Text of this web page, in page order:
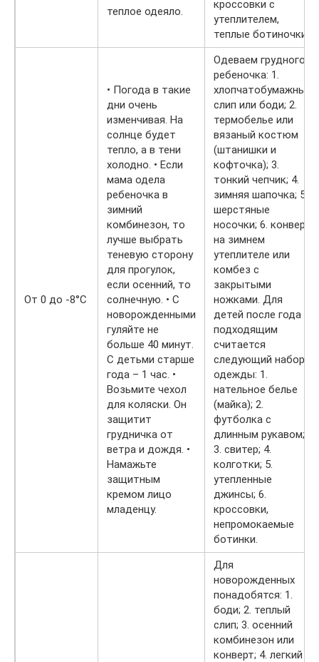
теплое одеяло.
кроссовки с
утеплителем,
теплые ботиночки.
От 0 до -8°С
• Погода в такие
дни очень
изменчивая. На
солнце будет
тепло, а в тени
холодно. • Если
мама одела
ребеночка в
зимний
комбинезон, то
лучше выбрать
теневую сторону
для прогулок,
если осенний, то
солнечную. • С
новорожденными
гуляйте не
больше 40 минут.
С детьми старше
года – 1 час. •
Возьмите чехол
для коляски. Он
защитит
грудничка от
ветра и дождя. •
Намажьте
защитным
кремом лицо
младенцу.
Одеваем грудного
ребеночка: 1.
хлопчатобумажные
слип или боди; 2.
термобелье или
вязаный костюм
(штанишки и
кофточка); 3.
тонкий чепчик; 4.
зимняя шапочка; 5.
шерстяные
носочки; 6. конверт
на зимнем
утеплителе или
комбез с
закрытыми
ножками. Для
детей после года
подходящим
считается
следующий набор
одежды: 1.
нательное белье
(майка); 2.
футболка с
длинным рукавом;
3. свитер; 4.
колготки; 5.
утепленные
джинсы; 6.
кроссовки,
непромокаемые
ботинки.
Для
новорожденных
понадобятся: 1.
боди; 2. теплый
слип; 3. осенний
комбинезон или
конверт; 4. легкий